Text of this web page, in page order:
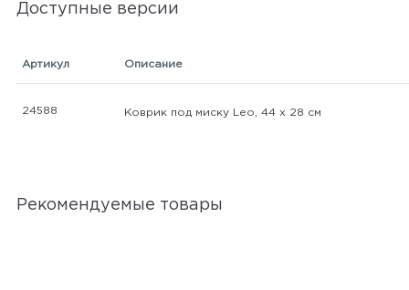
Доступные версии
Артикул Описание
24588 Коврик под миску Leo, 44 х 28 см
Рекомендуемые товары